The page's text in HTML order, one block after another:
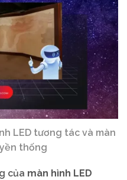
LED tương tác và màn
thống
của màn hình LED